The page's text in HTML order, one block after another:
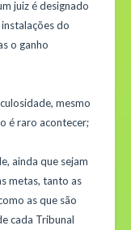
juiz é designado
do
o ganho
mesmo
é raro acontecer;
ainda que sejam
metas, tanto as
as que são
cada Tribunal